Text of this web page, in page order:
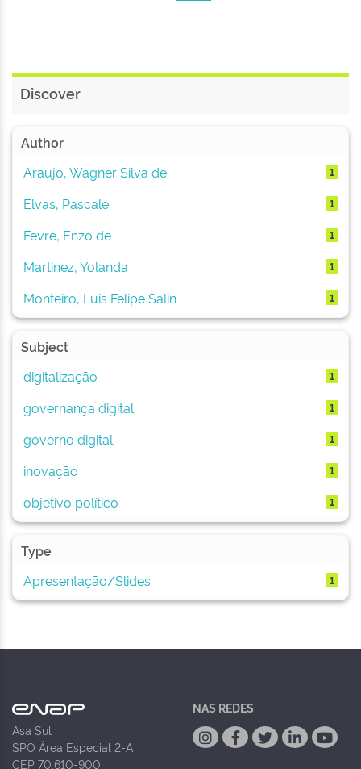
Discover
Author
Araujo, Wagner Silva de
1
Elvas, Pascale 1
Fevre, Enzo de 1
Martinez, Yolanda 1
Monteiro, Luis Felipe Salin 1
Subject
digitalização
1
governança digital 1
governo digital 1
inovação 1
objetivo político 1
Type
Apresentação/Slides
1
Asa Sul
SPO Área Especial 2-A
CEP 70.610-900
NAS REDES